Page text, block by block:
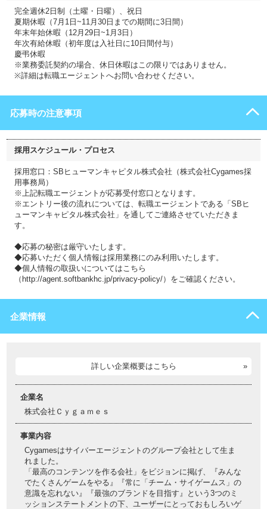
完全週休2日制（土曜・日曜）、祝日
夏期休暇（7月1日~11月30日までの期間に3日間）
年末年始休暇（12月29日~1月3日）
年次有給休暇（初年度は入社日に10日間付与）
慶弔休暇
※業務委託契約の場合、休日休暇はこの限りではありません。
※詳細は転職エージェントへお問い合わせください。
応募時の注意事項
採用スケジュール・プロセス
採用窓口：SBヒューマンキャピタル株式会社（株式会社Cygames採
用事務局）
※上記転職エージェントが応募受付窓口となります。
※エントリー後の流れについては、転職エージェントである「SBヒ
ューマンキャピタル株式会社」を通してご連絡させていただきま
す。
◆応募の秘密は厳守いたします。
◆応募いただく個人情報は採用業務にのみ利用いたします。
◆個人情報の取扱いについてはこちら
（http://agent.softbankhc.jp/privacy-policy/）をご確認ください。
企業情報
詳しい企業概要はこちら
企業名
株式会社Ｃｙｇａｍｅｓ
事業内容
Cygamesはサイバーエージェントのグループ会社として生ま
れました。
「最高のコンテンツを作る会社」をビジョンに掲げ、『みんな
でたくさんゲームをやる』『常に「チーム・サイゲームス」の
意識を忘れない』『最強のブランドを目指す』という3つのミ
ッションステートメントの下、ユーザーにとっておもしろいゲ